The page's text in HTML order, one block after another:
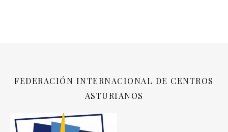
FEDERACIÓN INTERNACIONAL DE CENTROS
ASTURIANOS